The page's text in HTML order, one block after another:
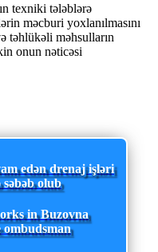
texniki tələblərə
məcburi yoxlanılmasını
təhlükəli məhsulların
onun nəticəsi
edən drenaj işləri
olub
in Buzovna